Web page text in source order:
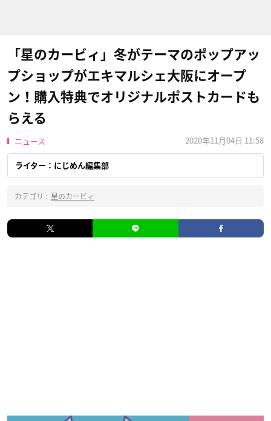
「星のカービィ」冬がテーマのポップアッ
プショップがエキマルシェ大阪にオープ
ン！購入特典でオリジナルポストカードも
らえる
ニュース 2020年11月04日 11:58
ライター：にじめん編集部
カテゴリ : 星のカービィ